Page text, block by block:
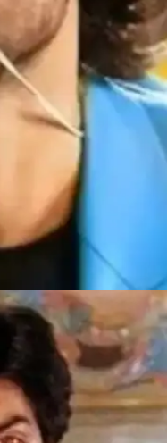
खतरे में फंसे अस्पताल
है।